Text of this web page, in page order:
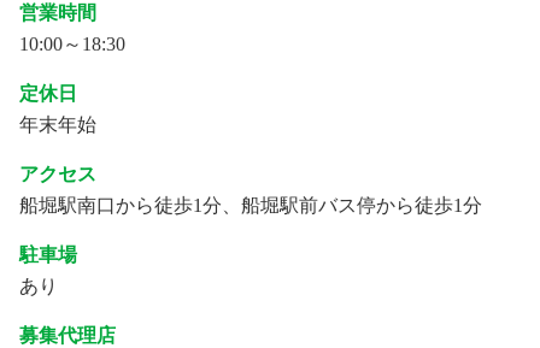
営業時間
10:00～18:30
定休日
年末年始
アクセス
船堀駅南口から徒歩1分、船堀駅前バス停から徒歩1分
駐車場
あり
募集代理店